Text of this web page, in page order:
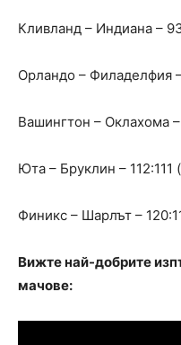
Кливланд – Индиана –
Орландо – Филаделфия
Вашингтон – Оклахома
Юта – Бруклин –
Финикс – Шарлът –
Вижте най-добрите
мачове: